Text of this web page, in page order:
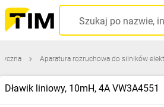
Aparatura rozruchowa do silników
Dławik liniowy, 10mH, 4A VW3A4551